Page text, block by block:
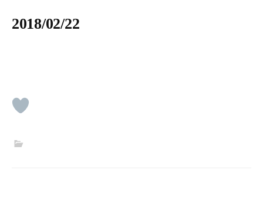
2018/02/22